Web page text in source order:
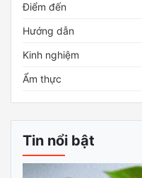
Điểm đến
Hướng dẫn
Kinh nghiệm
Ẩm thực
Tin nổi bật